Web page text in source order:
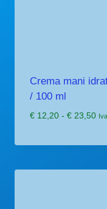
Crema mani
/ 100 ml
€12,20 - €23,50
€